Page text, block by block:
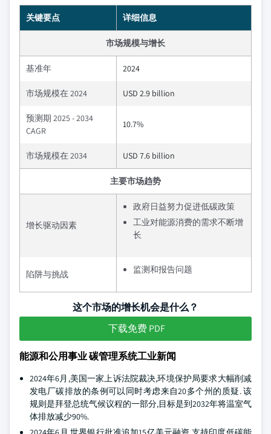
关键要点 详细信息
市场规模与增长
基准年 2024
市场规模在 2024 USD 2.9 billion
预测期 2025 - 2034
CAGR
10.7%
市场规模在 2034 USD 7.6 billion
主要市场趋势
增长驱动因素
政府日益努力促进低碳政策
工业对能源消费的需求不断增
长
陷阱与挑战 监测和报告问题
这个市场的增长机会是什么？
下载免费 PDF
能源和公用事业 碳管理系统工业新闻
2024年6月,美国一家上诉法院裁决,环境保护局要求大幅削减
发电厂碳排放的条例可以同时考虑来自20多个州的质疑. 该
规则是拜登总统气候议程的一部分,目标是到2032年将温室气
体排放减少90%.